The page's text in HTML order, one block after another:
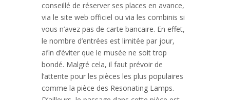
conseillé de réserver ses places en avance,
via le site web officiel ou via les combinis si
vous n’avez pas de carte bancaire. En effet,
le nombre d’entrées est limitée par jour,
afin d’éviter que le musée ne soit trop
bondé. Malgré cela, il faut prévoir de
l’attente pour les pièces les plus populaires
comme la pièce des Resonating Lamps.